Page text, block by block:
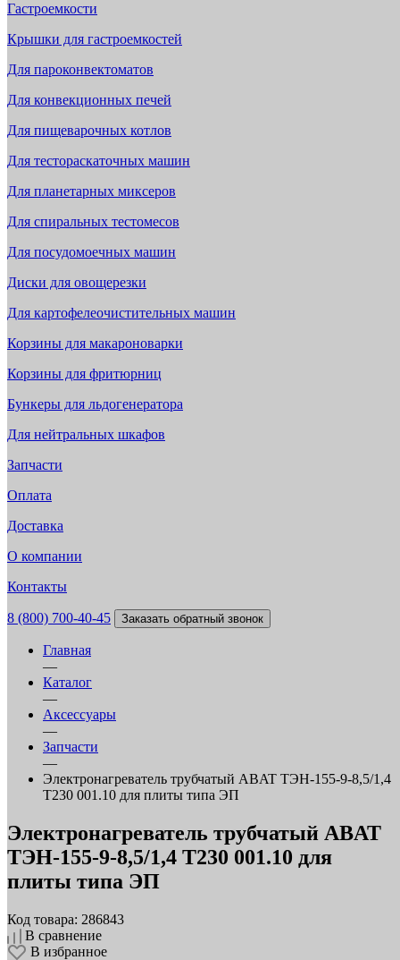
Гастроемкости
Крышки для гастроемкостей
Для пароконвектоматов
Для конвекционных печей
Для пищеварочных котлов
Для тестораскаточных машин
Для планетарных миксеров
Для спиральных тестомесов
Для посудомоечных машин
Диски для овощерезки
Для картофелеочистительных машин
Корзины для макароноварки
Корзины для фритюрниц
Бункеры для льдогенератора
Для нейтральных шкафов
Запчасти
Оплата
Доставка
О компании
Контакты
8 (800) 700-40-45 Заказать обратный звонок
Главная
—
Каталог
—
Аксессуары
—
Запчасти
—
Электронагреватель трубчатый ABAT ТЭН-155-9-8,5/1,4
Т230 001.10 для плиты типа ЭП
Электронагреватель трубчатый ABAT
ТЭН-155-9-8,5/1,4 Т230 001.10 для
плиты типа ЭП
Код товара: 286843
В сравнение
В избранное